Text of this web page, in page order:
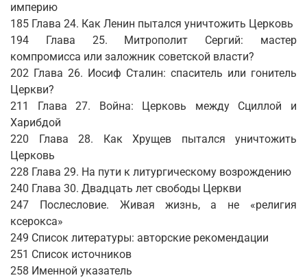
империю
185 Глава 24. Как Ленин пытался уничтожить Церковь
194 Глава 25. Митрополит Сергий: мастер
компромисса или заложник советской власти?
202 Глава 26. Иосиф Сталин: спаситель или гонитель
Церкви?
211 Глава 27. Война: Церковь между Сциллой и
Харибдой
220 Глава 28. Как Хрущев пытался уничтожить
Церковь
228 Глава 29. На пути к литургическому возрождению
240 Глава 30. Двадцать лет свободы Церкви
247 Послесловие. Живая жизнь, а не «религия
ксерокса»
249 Список литературы: авторские рекомендации
251 Список источников
258 Именной указатель